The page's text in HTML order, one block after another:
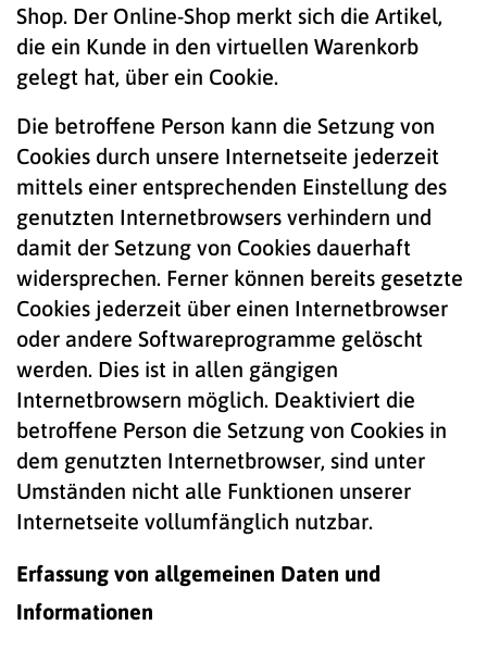
Shop. Der Online-Shop merkt sich die Artikel,
die ein Kunde in den virtuellen Warenkorb
gelegt hat, über ein Cookie.
Die betroffene Person kann die Setzung von
Cookies durch unsere Internetseite jederzeit
mittels einer entsprechenden Einstellung des
genutzten Internetbrowsers verhindern und
damit der Setzung von Cookies dauerhaft
widersprechen. Ferner können bereits gesetzte
Cookies jederzeit über einen Internetbrowser
oder andere Softwareprogramme gelöscht
werden. Dies ist in allen gängigen
Internetbrowsern möglich. Deaktiviert die
betroffene Person die Setzung von Cookies in
dem genutzten Internetbrowser, sind unter
Umständen nicht alle Funktionen unserer
Internetseite vollumfänglich nutzbar.
Erfassung von allgemeinen Daten und
Informationen